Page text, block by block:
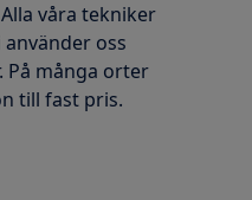
våra tekniker
oss
På många orter
till fast pris.